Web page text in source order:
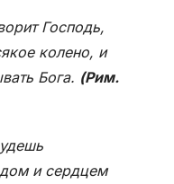
Господь,
колено, и
Бога. (Рим.
и сердцем